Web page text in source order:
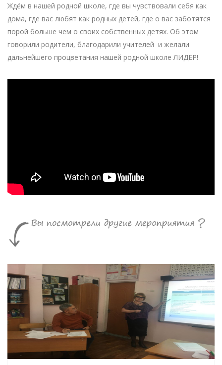
Ждём в нашей родной школе, где вы чувствовали себя как
дома, где вас любят как родных детей, где о вас заботятся
порой больше чем о своих собственных детях. Об этом
говорили родители, благодарили учителей и желали
дальнейшего процветания нашей родной школе ЛИДЕР!